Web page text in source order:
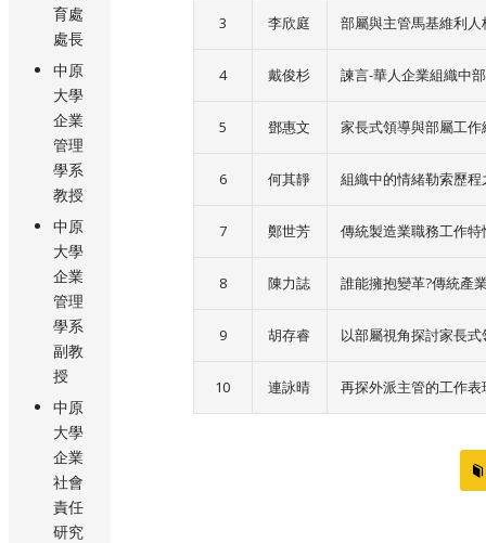
育處
處長
中原
大學
企業
管理
學系
教授
中原
大學
企業
管理
學系
副教
授
中原
大學
企業
社會
責任
研究
3 李欣庭 部屬與主管馬基維利
4 戴俊杉 諫言-華人企業組織中
5 鄧惠文 家長式領導與部屬工
6 何其靜 組織中的情緒勒索歷
7 鄭世芳 傳統製造業職務工作
8 陳力誌 誰能擁抱變革?傳統產
9 胡存睿 以部屬視角探討家長
10 連詠晴 再探外派主管的工作